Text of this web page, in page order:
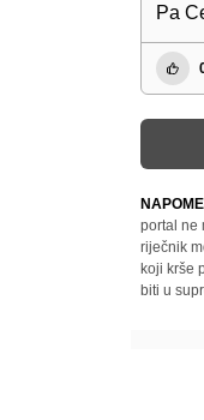
Pa
portal ne
riječnik
koji krše
biti u